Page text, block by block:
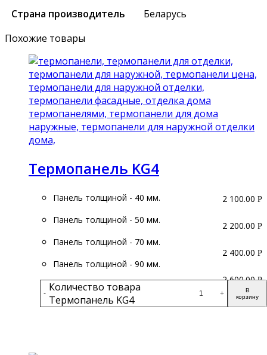
Страна производитель
Беларусь
Похожие товары
Термопанель KG4
Панель толщиной - 40 мм.
Панель толщиной - 50 мм.
Панель толщиной - 70 мм.
Панель толщиной - 90 мм.
- Количество товара
Термопанель KG4
+
В
корзину
2 100.00 Р
2 200.00 Р
2 400.00 Р
2 600.00Р